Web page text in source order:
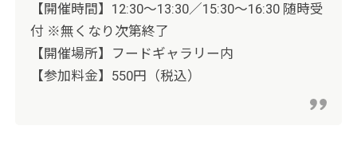
【開催時間】12:30～13:30／15:30～16:30 随時受
付 ※無くなり次第終了
【開催場所】フードギャラリー内
【参加料金】550円（税込）